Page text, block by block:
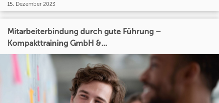
15. Dezember 2023
Mitarbeiterbindung durch gute Führung –
Kompakttraining GmbH &...